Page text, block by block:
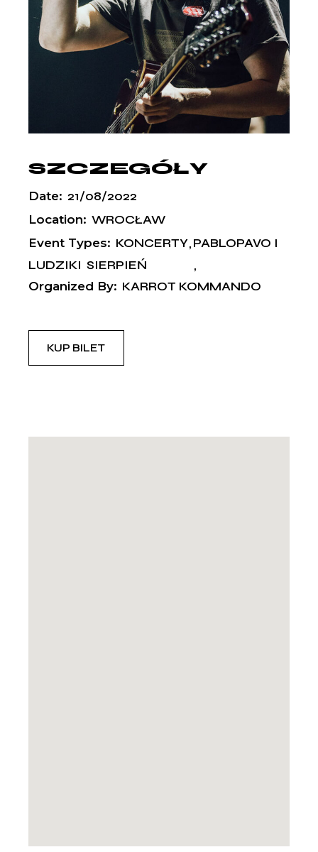
SZCZEGÓŁY
Date: 21/08/2022
Location: WROCŁAW
Event Types: KONCERTY PABLOPAVO I
LUDZIKI SIERPIEŃ
Organized By: KARROT KOMMANDO
KUP BILET